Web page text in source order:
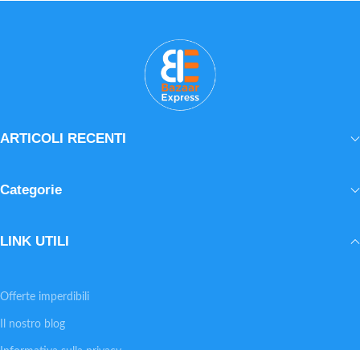
ARTICOLI RECENTI
Categorie
LINK UTILI
Offerte imperdibili
Il nostro blog